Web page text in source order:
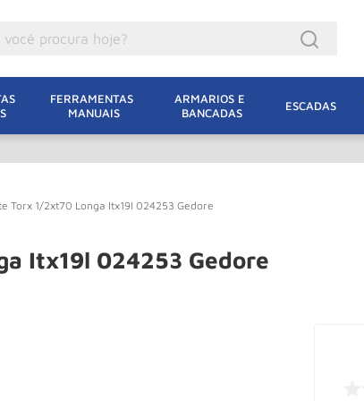
FERRAMENTAS
MANUAIS
ARMARIOS E
BANCADAS
ESCADAS
Torx 1/2xt70 Longa Itx19l 024253 Gedore
Itx19l 024253 Gedore